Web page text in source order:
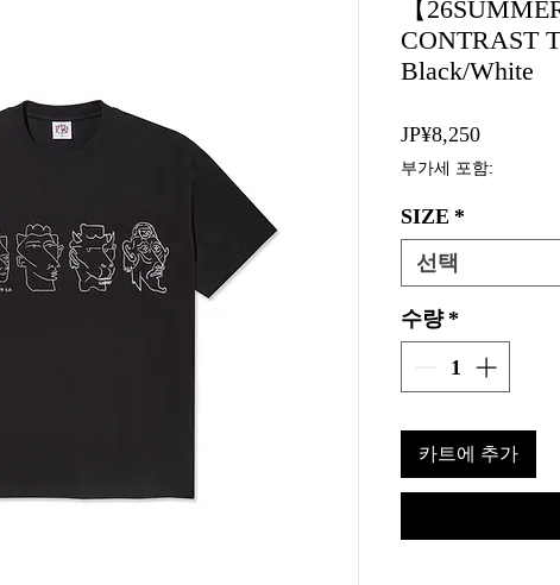
【
CONTRAST
Black/White
JP¥8,250가
격
부가세 포함:
SIZE *
선택
수량 *
카트에 추가